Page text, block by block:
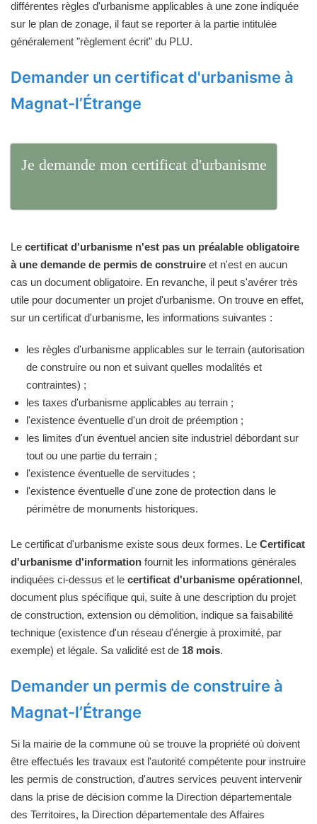
différentes règles d'urbanisme applicables à une zone indiquée
sur le plan de zonage, il faut se reporter à la partie intitulée
généralement "règlement écrit" du PLU.
Demander un certificat d'urbanisme à
Magnat-l’Étrange
Je demande mon certificat d'urbanisme
Le certificat d'urbanisme n'est pas un préalable obligatoire
à une demande de permis de construire et n'est en aucun
cas un document obligatoire. En revanche, il peut s'avérer très
utile pour documenter un projet d'urbanisme. On trouve en effet,
sur un certificat d'urbanisme, les informations suivantes :
les règles d'urbanisme applicables sur le terrain (autorisation
de construire ou non et suivant quelles modalités et
contraintes) ;
les taxes d'urbanisme applicables au terrain ;
l'existence éventuelle d'un droit de préemption ;
les limites d'un éventuel ancien site industriel débordant sur
tout ou une partie du terrain ;
l'existence éventuelle de servitudes ;
l'existence éventuelle d'une zone de protection dans le
périmètre de monuments historiques.
Le certificat d'urbanisme existe sous deux formes. Le Certificat
d'urbanisme d'information fournit les informations générales
indiquées ci-dessus et le certificat d'urbanisme opérationnel,
document plus spécifique qui, suite à une description du projet
de construction, extension ou démolition, indique sa faisabilité
technique (existence d'un réseau d'énergie à proximité, par
exemple) et légale. Sa validité est de 18 mois.
Demander un permis de construire à
Magnat-l’Étrange
Si la mairie de la commune où se trouve la propriété où doivent
être effectués les travaux est l'autorité compétente pour instruire
les permis de construction, d'autres services peuvent intervenir
dans la prise de décision comme la Direction départementale
des Territoires, la Direction départementale des Affaires